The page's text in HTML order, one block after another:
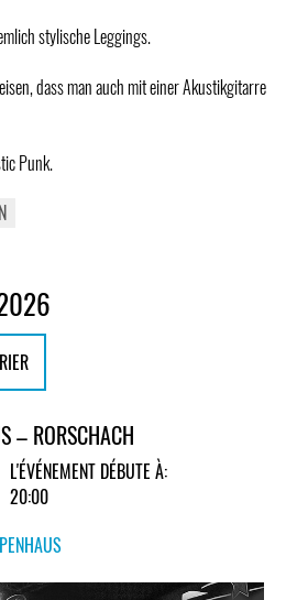
stylische Leggings.
dass man auch mit einer Akustikgitarre
Punk.
– RORSCHACH
L'ÉVÉNEMENT DÉBUTE À:
20:00